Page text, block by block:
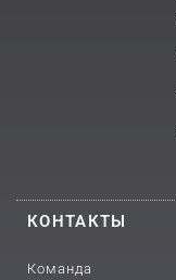
КОНТАКТЫ
Команда